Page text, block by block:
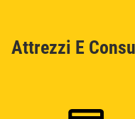
Attrezzi E